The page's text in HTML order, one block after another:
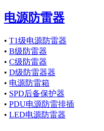
电源防雷器
• T1级电源防雷器
• B级防雷器
• C级防雷器
• D级防雷器器
• 电源防雷箱
• SPD后备保护器
• PDU电源防雷排插
• LED电源防雷器